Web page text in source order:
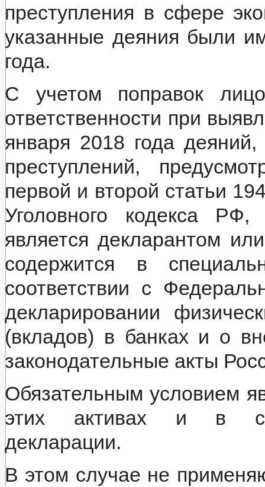
преступления в сфере
указанные деяния были
года.
С учетом поправок
ответственности при
января 2018 года
преступлений,
первой и второй статьи
Уголовного кодекса
является декларантом
содержится в
соответствии с
декларировании
(вкладов) в банках и о
законодательные акты
Обязательным условием
этих активах и в
декларации.
В этом случае не